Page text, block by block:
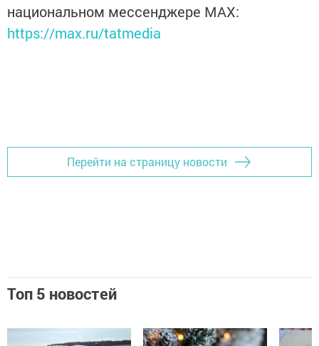
национальном мессенджере MАХ:
https://max.ru/tatmedia
Перейти на страницу новости
Топ 5 новостей